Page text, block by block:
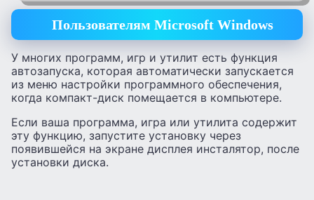
Пользователям Microsoft Windows
У многих программ, игр и утилит есть функция
автозапуска, которая автоматически запускается
из меню настройки программного обеспечения,
когда компакт-диск помещается в компьютере.
Если ваша программа, игра или утилита содержит
эту функцию, запустите установку через
появившейся на экране дисплея инсталятор, после
установки диска.